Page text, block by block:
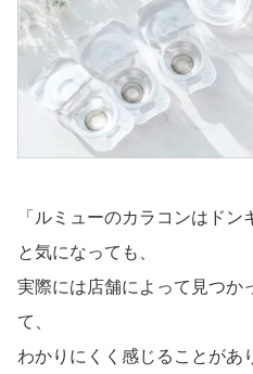
「ルミューのカラコンはドン
と気になっても、
実際には店舗によって見つか
て、
わかりにくく感じることがあ